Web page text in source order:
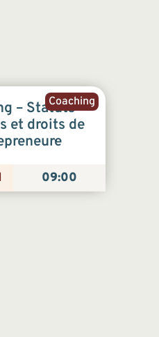
Coaching
– Statuts
et droits de
09:00